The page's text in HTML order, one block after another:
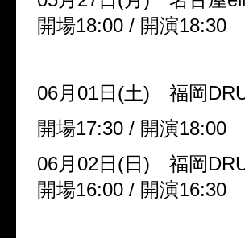
開場18:00 / 開演18:30
06月01日(土) 福岡
開場17:30 / 開演18:00
06月02日(日) 福岡
開場16:00 / 開演16:30